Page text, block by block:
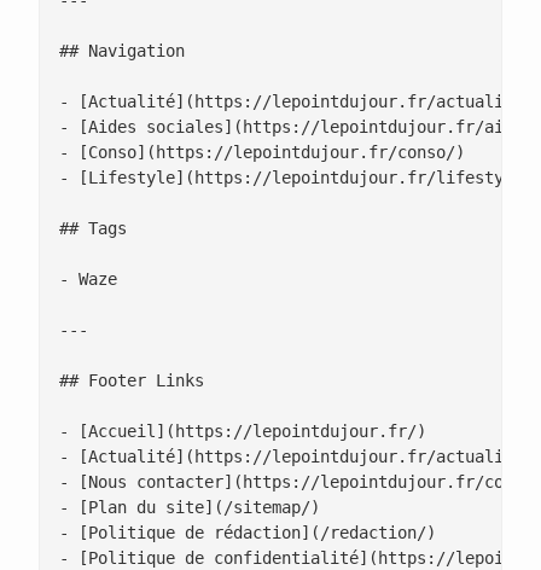
## Navigation
- [Actualité](https://lepointdujour.fr/actualite/)
- [Aides sociales](https://lepointdujour.fr/
- [Conso](https://lepointdujour.fr/conso/)
- [Lifestyle](https://lepointdujour.fr/lifestyle/)
## Tags
- Waze
---
## Footer Links
- [Accueil](https://lepointdujour.fr/)
- [Actualité](https://lepointdujour.fr/actualite/)
- [Nous contacter](https://lepointdujour.fr/
- [Plan du site](/sitemap/)
- [Politique de rédaction](/redaction/)
- [Politique de confidentialité](https://